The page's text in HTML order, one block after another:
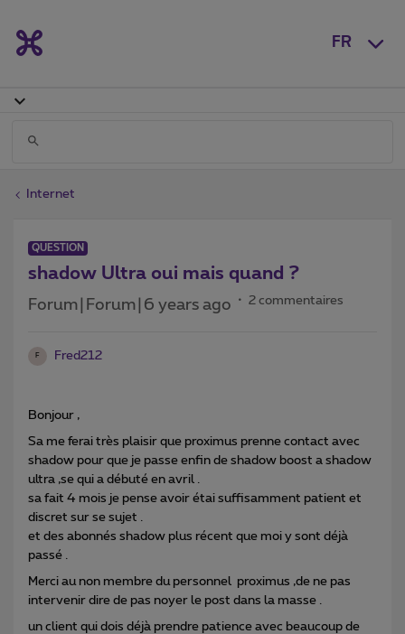
FR
Internet
QUESTION
shadow Ultra oui mais quand ?
Forum|Forum|6 years ago 2 commentaires
F Fred212
Bonjour ,
Sa me ferai très plaisir que proximus prenne contact avec
shadow pour que je passe enfin de shadow boost a shadow
ultra ,se qui a débuté en avril .
sa fait 4 mois je pense avoir étai suffisamment patient et
discret sur se sujet .
et des abonnés shadow plus récent que moi y sont déjà
passé .
Merci au non membre du personnel proximus ,de ne pas
intervenir dire de pas noyer le post dans la masse .
un client qui dois déjà prendre patience avec beaucoup de